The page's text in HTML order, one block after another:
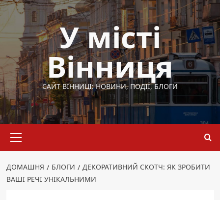
Перейти
до
вмісту
У місті
Вінниця
САЙТ ВІННИЦІ: НОВИНИ, ПОДІЇ, БЛОГИ
меню
ДОМАШНЯ БЛОГИ
ДЕКОРАТИВНИЙ СКОТЧ: ЯК ЗРОБИТИ
ВАШІ РЕЧІ УНІКАЛЬНИМИ